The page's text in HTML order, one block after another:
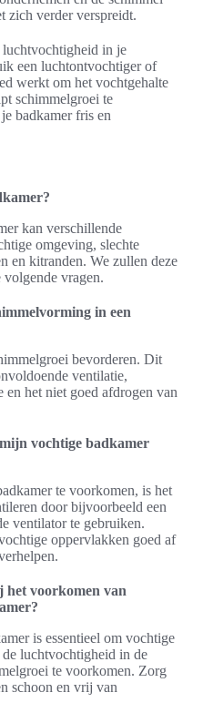
zich verder verspreidt.
luchtvochtigheid in je
een luchtontvochtiger of
werkt om het vochtgehalte
schimmelgroei te
badkamer fris en
kan verschillende
omgeving, slechte
en kitranden. We zullen deze
volgende vragen.
in een
bevorderen. Dit
ventilatie,
en het niet goed afdrogen van
vochtige badkamer
te voorkomen, is het
door bijvoorbeeld een
ventilator te gebruiken.
oppervlakken goed af
het voorkomen van
is essentieel om vochtige
luchtvochtigheid in de
te voorkomen. Zorg
schoon en vrij van